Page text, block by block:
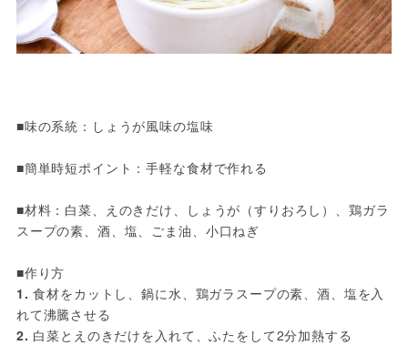
■味の系統：しょうが風味の塩味
■簡単時短ポイント：手軽な食材で作れる
■材料：白菜、えのきだけ、しょうが（すりおろし）、鶏ガラ
スープの素、酒、塩、ごま油、小口ねぎ
■作り方
1. 食材をカットし、鍋に水、鶏ガラスープの素、酒、塩を入
れて沸騰させる
2. 白菜とえのきだけを入れて、ふたをして2分加熱する